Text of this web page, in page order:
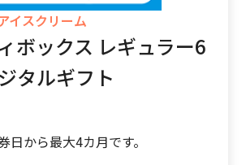
イスクリーム
ボックス レギュラー6
タルギフト
日から最大4カ月です。